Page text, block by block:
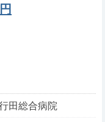
田総合病院